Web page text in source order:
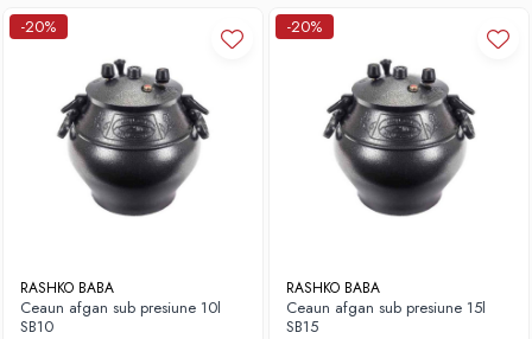
-20%
RASHKO BABA
Ceaun afgan sub presiune 10l
SB10
-20%
RASHKO BABA
Ceaun afgan sub presiune 15l
SB15